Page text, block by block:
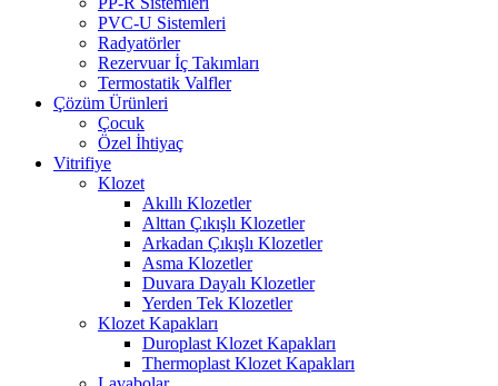
PVC-U Sistemleri
Radyatörler
Rezervuar İç Takımları
Termostatik Valfler
Çözüm Ürünleri
Çocuk
Özel İhtiyaç
Vitrifiye
Klozet
Akıllı Klozetler
Alttan Çıkışlı Klozetler
Arkadan Çıkışlı Klozetler
Asma Klozetler
Duvara Dayalı Klozetler
Yerden Tek Klozetler
Klozet Kapakları
Duroplast Klozet Kapakları
Thermoplast Klozet Kapakları